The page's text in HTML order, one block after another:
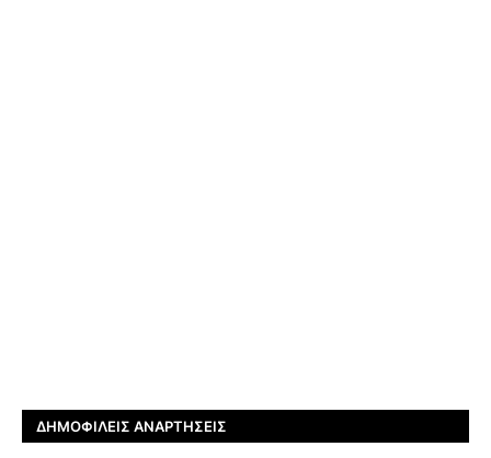
ΔΗΜΟΦΙΛΕΊΣ ΑΝΑΡΤΉΣΕΙΣ